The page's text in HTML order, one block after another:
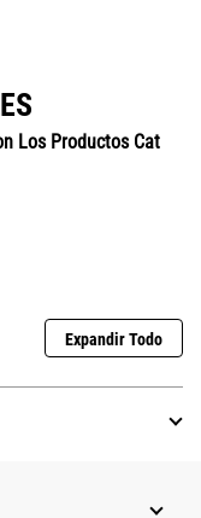
Los Productos Cat
Expandir Todo